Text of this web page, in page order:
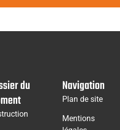
du
Navigation
Plan de site
Mentions